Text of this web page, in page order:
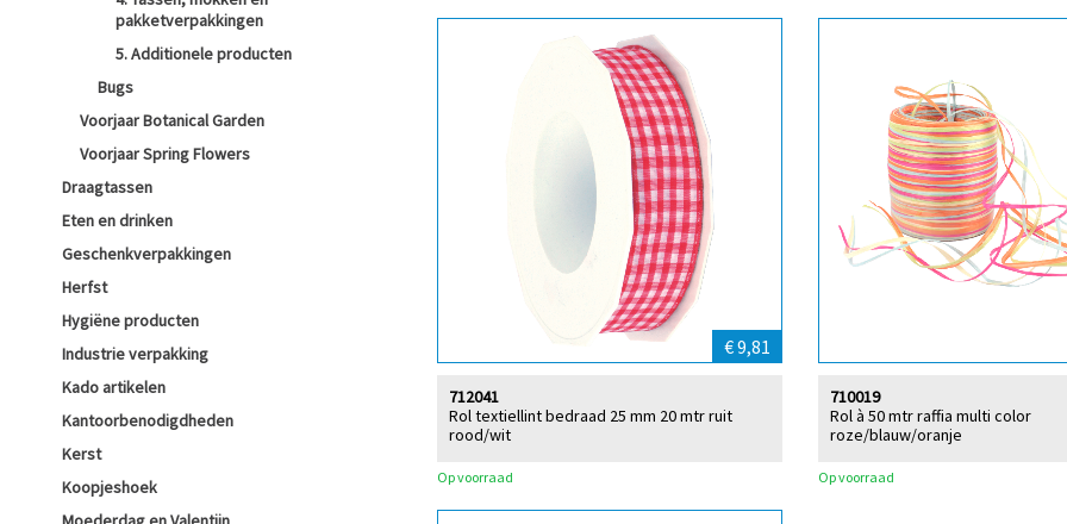
pakketverpakkingen
5. Additionele producten
Bugs
Voorjaar Botanical Garden
Voorjaar Spring Flowers
Draagtassen
Eten en drinken
Geschenkverpakkingen
Herfst
Hygiëne producten
Industrie verpakking
Kado artikelen
Kantoorbenodigdheden
Kerst
Koopjeshoek
€ 9,81
Rol textiellint bedraad 25 mm 20 mtr ruit
rood/wit
712041
Op voorraad
Rol à 50 mtr raffia multi color
roze/blauw/oranje
710019
Op voorraad